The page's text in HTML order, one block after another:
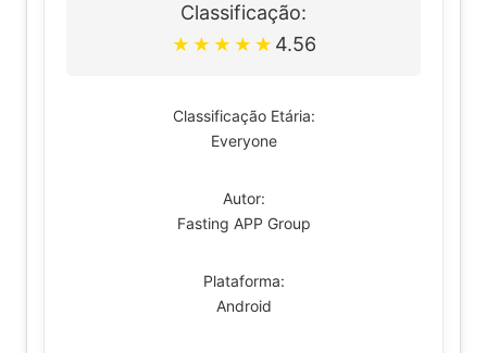
Classificação:
★ ★ ★ ★ ★ 4.56
Classificação Etária:
Everyone
Autor:
Fasting APP Group
Plataforma:
Android